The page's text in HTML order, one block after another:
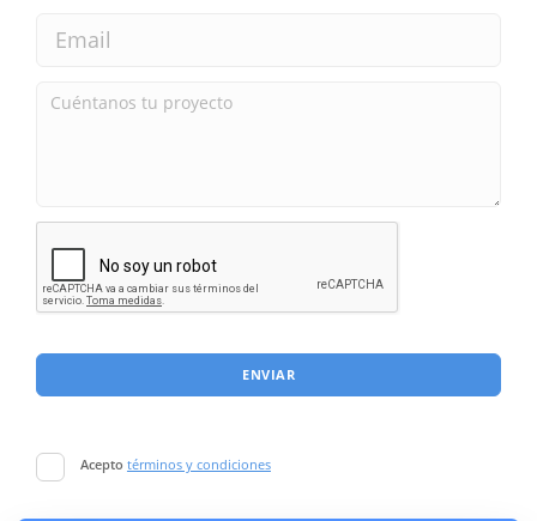
ENVIAR
Acepto términos y condiciones